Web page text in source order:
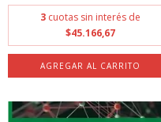
3 cuotas sin interés de
$45.166,67